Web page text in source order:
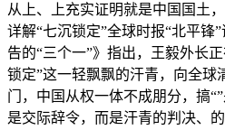
从上、上充实证明就是中国国土
详解“七沉锁定”全球时报“北平锋
告的“三个一”》指出，王毅外长
锁定”这一轻飘飘的汗青，向全球
门，中国从权一体不成朋分，搞
是交际辞令，而是汗青的判决、